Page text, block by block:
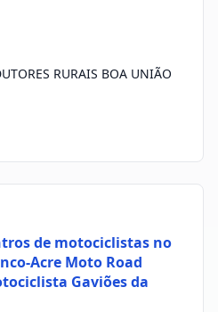
RURAIS BOA UNIÃO
de motociclistas no
Acre Moto Road
Gaviões da